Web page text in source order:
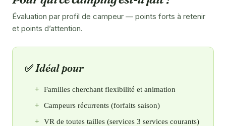
Évaluation par profil de campeur — points forts à retenir
et points d’attention.
Idéal pour
Familles cherchant flexibilité et animation
Campeurs récurrents (forfaits saison)
VR de toutes tailles (services 3 services courants)